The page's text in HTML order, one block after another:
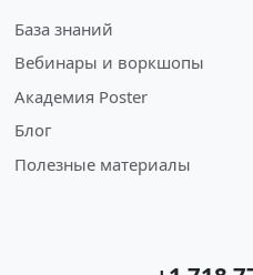
База знаний
Вебинары и воркшопы
Академия Poster
Блог
Полезные материалы